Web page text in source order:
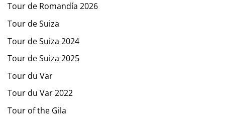
Tour de Romandía 2026
Tour de Suiza
Tour de Suiza 2024
Tour de Suiza 2025
Tour du Var
Tour du Var 2022
Tour of the Gila